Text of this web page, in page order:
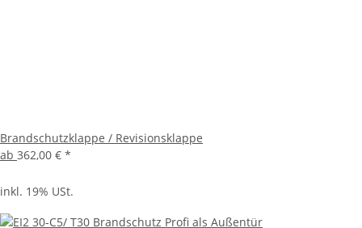
Brandschutzklappe / Revisionsklappe
ab 362,00 € *
inkl. 19% USt.